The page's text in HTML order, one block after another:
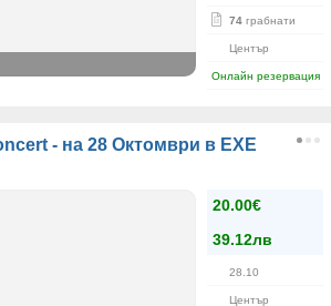
74 грабнати
Център
Онлайн резервация
- на 28 Октомври в EXE
20.00€
39.12лв
28.10
Център